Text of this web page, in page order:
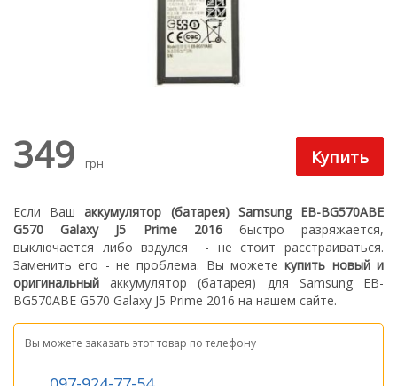
349 грн
Если Вашаккумулятор (батарея) Samsung EB-BG570ABE
G570 Galaxy J5 Prime 2016быстро разряжается,
выключается либо вздулся
- не стоит расстраиваться.
Заменить его - не проблема. Вы можетекупить новый и
оригинальный аккумулятор (батарея) для Samsung EB-
BG570ABE G570 Galaxy J5 Prime 2016 на нашем сайте.
Вы можете заказать этот товар по телефону